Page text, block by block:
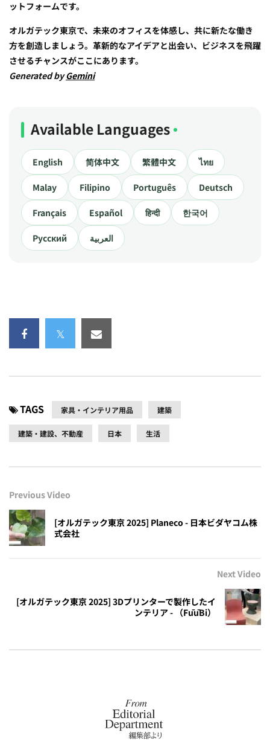
ットフォームです。
オルガテック東京で、未来のオフィスを体感し、共に新たな働き
方を創造しましょう。革新的なアイデアと出会い、ビジネスを飛躍
させるチャンスがここにあります。
Generated byGemini
Available Languages
English 简体中文 繁體中文 ไทย
Malay Filipino Português Deutsch
Français Español हिन्दी 한국어
Русский العربية
TAGS 家具・インテリア用品 建築
建築・建設、不動産 日本 生活
Previous Video
[オルガテック東京 2025] Planeco - 日本ビダヤコム株
式会社
Next Video
[オルガテック東京 2025] 3Dプリンターで製作したイ
ンテリア - （FūūBi）